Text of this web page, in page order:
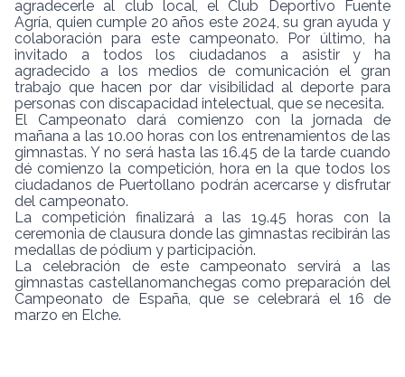
agradecerle al club local, el Club Deportivo Fuente
Agría, quien cumple 20 años este 2024, su gran ayuda y
colaboración para este campeonato. Por último, ha
invitado a todos los ciudadanos a asistir y ha
agradecido a los medios de comunicación el gran
trabajo que hacen por dar visibilidad al deporte para
personas con discapacidad intelectual, que se necesita.
El Campeonato dará comienzo con la jornada de
mañana a las 10.00 horas con los entrenamientos de las
gimnastas. Y no será hasta las 16.45 de la tarde cuando
dé comienzo la competición, hora en la que todos los
ciudadanos de Puertollano podrán acercarse y disfrutar
del campeonato.
La competición finalizará a las 19.45 horas con la
ceremonia de clausura donde las gimnastas recibirán las
medallas de pódium y participación.
La celebración de este campeonato servirá a las
gimnastas castellanomanchegas como preparación del
Campeonato de España, que se celebrará el 16 de
marzo en Elche.